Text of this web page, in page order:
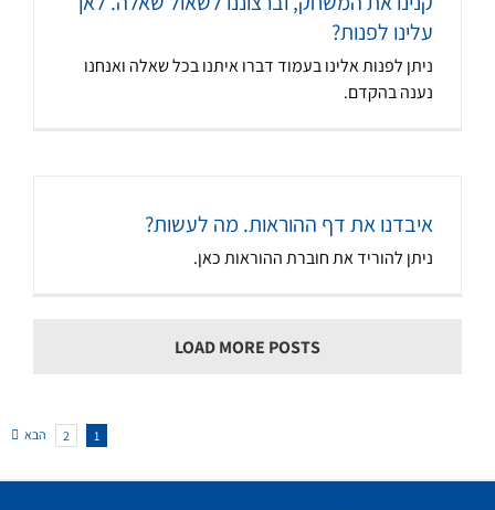
עלינו לפנות?
ניתן לפנות אלינו בעמוד דברו איתנו בכל שאלה ואנחנו
נענה בהקדם.
איבדנו את דף ההוראות. מה לעשות?
ניתן להוריד את חוברת ההוראות כאן.
LOAD MORE POSTS
1
2 הבא